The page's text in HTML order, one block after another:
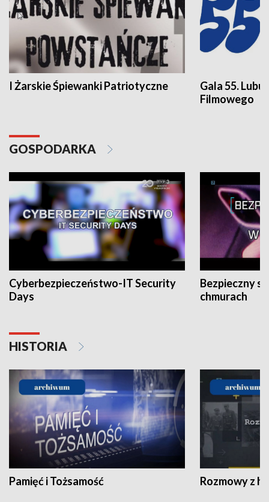
I Żarskie Śpiewanki Patriotyczne
Gala 55.
Filmowego
GOSPODARKA
Cyberbezpieczeństwo-IT Security
Days
Bezpieczny
chmurach
HISTORIA
Pamięć i Tożsamość Rozmowy z